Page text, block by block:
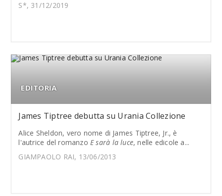
S*, 31/12/2019
EDITORIA
James Tiptree debutta su Urania Collezione
Alice Sheldon, vero nome di James Tiptree, Jr., è
l'autrice del romanzoE sarà la luce, nelle edicole a...
GIAMPAOLO RAI, 13/06/2013